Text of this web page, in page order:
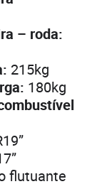
– roda:
215kg
180kg
flutuante